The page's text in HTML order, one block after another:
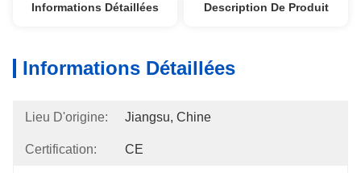
Informations Détaillées Description De Produit
Informations Détaillées
Lieu D'origine: Jiangsu, Chine
Certification: CE